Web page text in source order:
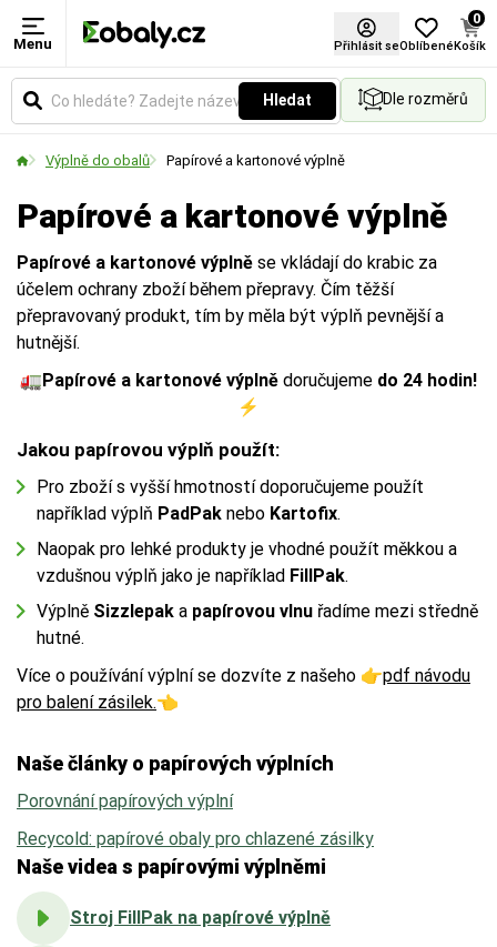
Menu Přihlásit seOblíbené
0
Košík
Hledat Dle rozměrů
Výplně do obalů Papírové a kartonové výplně
Papírové a kartonové výplně
Papírové a kartonové výplně se vkládají do krabic za
účelem ochrany zboží během přepravy. Čím těžší
přepravovaný produkt, tím by měla být výplň pevnější a
hutnější.
🚛Papírové a kartonové výplně doručujeme do 24 hodin!
⚡
Jakou papírovou výplň použít:
Pro zboží s vyšší hmotností doporučujeme použít
například výplň PadPak nebo Kartofix.
Naopak pro lehké produkty je vhodné použít měkkou a
vzdušnou výplň jako je například FillPak.
Výplně Sizzlepak a papírovou vlnu řadíme mezi středně
hutné.
Více o používání výplní se dozvíte z našeho 👉pdf návodu
pro balení zásilek.👈
Naše články o papírových výplních
Porovnání papírových výplní
Recycold: papírové obaly pro chlazené zásilky
Naše videa s papírovými výplněmi
Stroj FillPak na papírové výplně
Materiál
Zvolte typ materiálu podle požadované pevnosti,
Barva
Vyberte si barevné provedení obalů a balicích
Certifikace FSC®
použitý papír nebo karton pochází z odpovědně a
udržitelně spravovaných lesů. Výrobky s tímto
označením podporují šetrné hospodaření
s přírodními zdroji.
Více o ekologických certifikátech